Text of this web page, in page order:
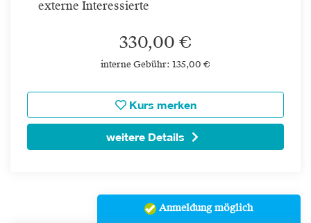
externe Interessierte
330,00 €
interne Gebühr: 135,00 €
Kurs merken
weitere Details
Anmeldung möglich